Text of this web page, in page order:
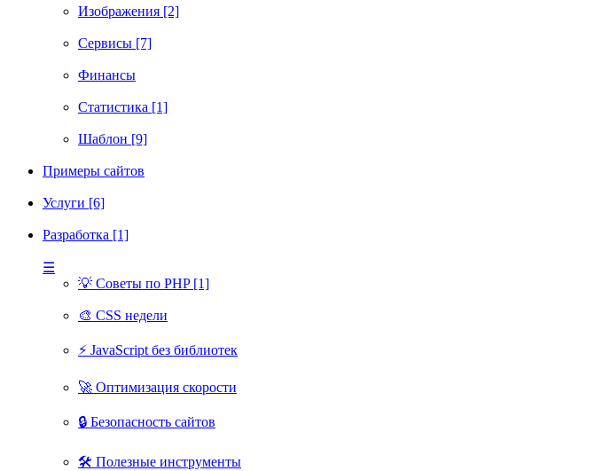
Изображения [2]
Сервисы [7]
Финансы
Статистика [1]
Шаблон [9]
Примеры сайтов
Услуги [6]
Разработка [1]
☰
💡 Советы по PHP [1]
🎨 CSS недели
⚡ JavaScript без библиотек
🚀 Оптимизация скорости
🔒 Безопасность сайтов
🛠 Полезные инструменты